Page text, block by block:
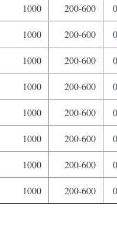
200-600
1000
200-600
1000
200-600
1000
200-600
1000
200-600
1000
200-600
1000
200-600
1000
200-600
1000